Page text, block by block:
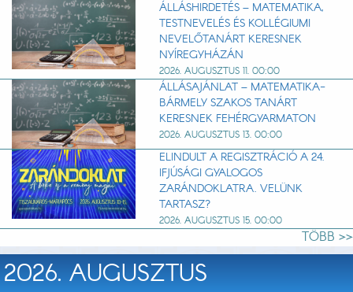
ÁLLÁSHIRDETÉS – MATEMATIKA,
TESTNEVELÉS ÉS KOLLÉGIUMI
NEVELŐTANÁRT KERESNEK
NYÍREGYHÁZÁN
2026. AUGUSZTUS 11. 00:00
ÁLLÁSAJÁNLAT – MATEMATIKA-
BÁRMELY SZAKOS TANÁRT
KERESNEK FEHÉRGYARMATON
2026. AUGUSZTUS 13. 00:00
ELINDULT A REGISZTRÁCIÓ A 24.
IFJÚSÁGI GYALOGOS
ZARÁNDOKLATRA. VELÜNK
TARTASZ?
2026. AUGUSZTUS 15. 00:00
TÖBB >>
2026. AUGUSZTUS